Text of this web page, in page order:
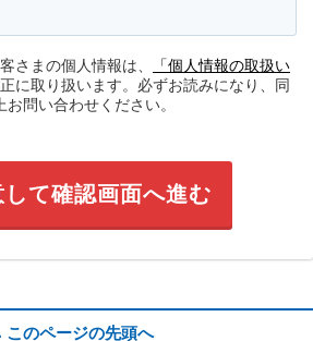
さまの個人情報は、
「個人情報の取扱い
に取り扱います。必ずお読みになり、同
お問い合わせください。
して確認画面へ進む
このページの先頭へ